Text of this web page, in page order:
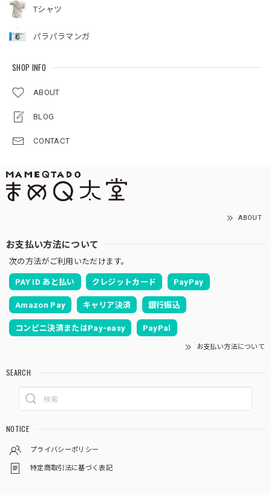
Tシャツ
パラパラマンガ
SHOP INFO
ABOUT
BLOG
CONTACT
ABOUT
お支払い方法について
次の方法がご利用いただけます。
PAY ID あと払い クレジットカード PayPay
Amazon Pay キャリア決済 銀行振込
コンビニ決済またはPay-easy PayPal
お支払い方法について
SEARCH
NOTICE
プライバシーポリシー
特定商取引法に基づく表記